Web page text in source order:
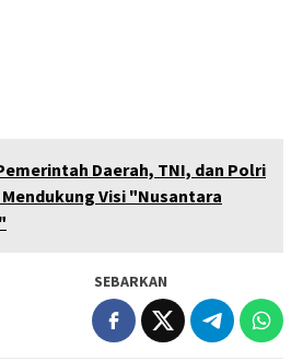
Daerah, TNI, dan Polri
Visi "Nusantara
SEBARKAN